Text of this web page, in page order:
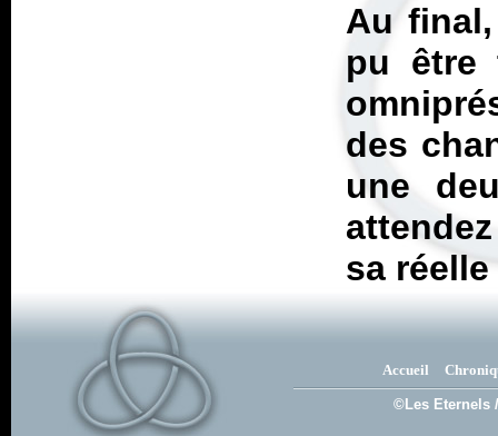
Au
pu être
des
une
sa
Accueil
©Les Eternels